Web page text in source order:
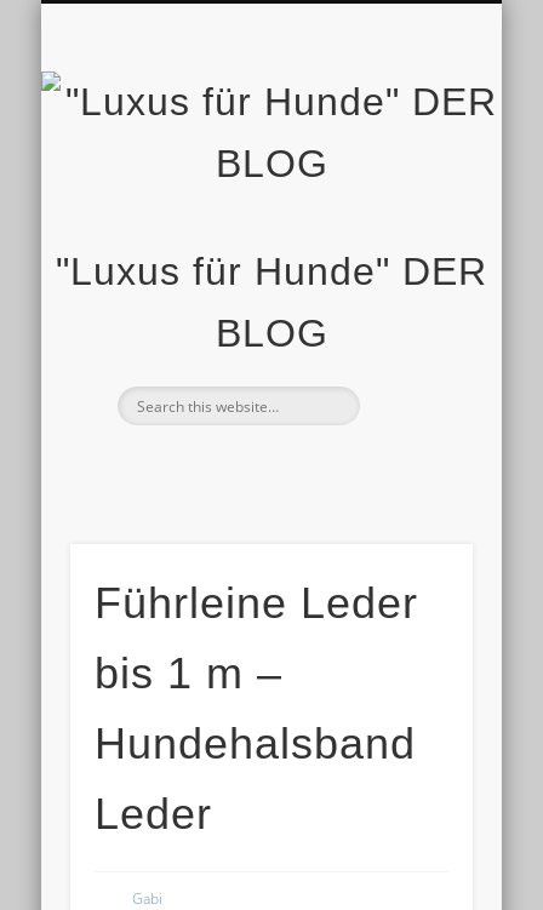
"Luxus für Hunde" DER
BLOG
Führleine Leder
bis 1 m –
Hundehalsband
Leder
Gabi